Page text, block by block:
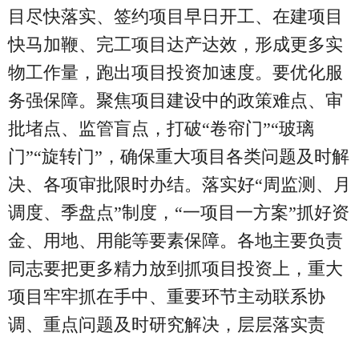
目尽快落实、签约项目早日开工、在建项目
快马加鞭、完工项目达产达效，形成更多实
物工作量，跑出项目投资加速度。要优化服
务强保障。聚焦项目建设中的政策难点、审
批堵点、监管盲点，打破“卷帘门”“玻璃
门”“旋转门”，确保重大项目各类问题及时解
决、各项审批限时办结。落实好“周监测、月
调度、季盘点”制度，“一项目一方案”抓好资
金、用地、用能等要素保障。各地主要负责
同志要把更多精力放到抓项目投资上，重大
项目牢牢抓在手中、重要环节主动联系协
调、重点问题及时研究解决，层层落实责